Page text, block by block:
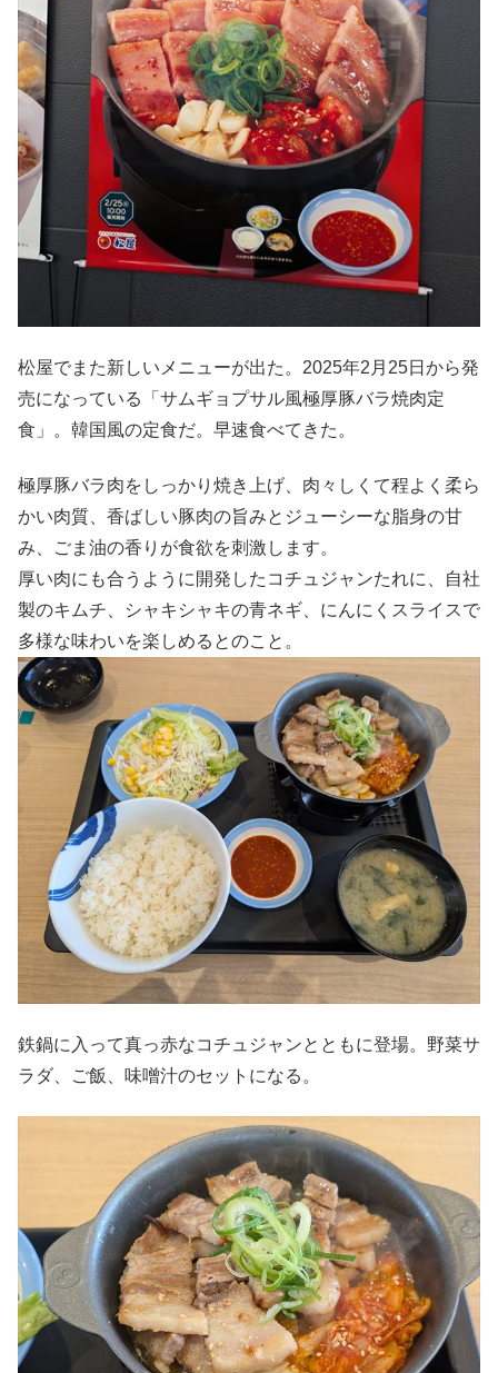
松屋でまた新しいメニューが出た。2025年2月25日から発
売になっている「サムギョプサル風極厚豚バラ焼肉定
食」。韓国風の定食だ。早速食べてきた。
極厚豚バラ肉をしっかり焼き上げ、肉々しくて程よく柔ら
かい肉質、香ばしい豚肉の旨みとジューシーな脂身の甘
み、ごま油の香りが食欲を刺激します。
厚い肉にも合うように開発したコチュジャンたれに、自社
製のキムチ、シャキシャキの青ネギ、にんにくスライスで
多様な味わいを楽しめるとのこと。
鉄鍋に入って真っ赤なコチュジャンとともに登場。野菜サ
ラダ、ご飯、味噌汁のセットになる。